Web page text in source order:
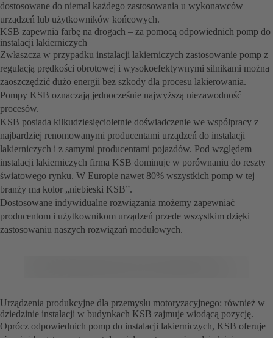
dostosowane do niemal każdego zastosowania u wykonawców
urządzeń lub użytkowników końcowych.
KSB zapewnia farbę na drogach – za pomocą odpowiednich pomp do
instalacji lakierniczych
Zwłaszcza w przypadku instalacji lakierniczych zastosowanie pomp z
regulacją prędkości obrotowej i wysokoefektywnymi silnikami można
zaoszczędzić dużo energii bez szkody dla procesu lakierowania.
Pompy KSB oznaczają jednocześnie najwyższą niezawodność
procesów.
KSB posiada kilkudziesięcioletnie doświadczenie we współpracy z
najbardziej renomowanymi producentami urządzeń do instalacji
lakierniczych i z samymi producentami pojazdów. Pod względem
instalacji lakierniczych firma KSB dominuje w porównaniu do reszty
światowego rynku. W Europie nawet 80% wszystkich pomp w tej
branży ma kolor „niebieski KSB”.
Dostosowane indywidualne rozwiązania możemy zapewniać
producentom i użytkownikom urządzeń przede wszystkim dzięki
zastosowaniu naszych rozwiązań modułowych.
Urządzenia produkcyjne dla przemysłu motoryzacyjnego: również w
dziedzinie instalacji w budynkach KSB zajmuje wiodącą pozycję.
Oprócz odpowiednich pomp do instalacji lakierniczych, KSB oferuje